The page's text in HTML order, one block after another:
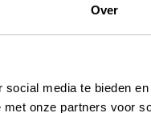
Over
media te bieden en
onze partners voor